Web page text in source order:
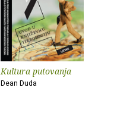
Kultura putovanja
Dean Duda